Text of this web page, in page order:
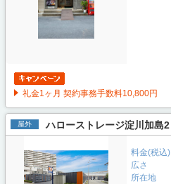
礼金1ヶ月 契約事務手数料10,800円
屋外 ハローストレージ淀川加島2
料金(税込)
広さ
所在地